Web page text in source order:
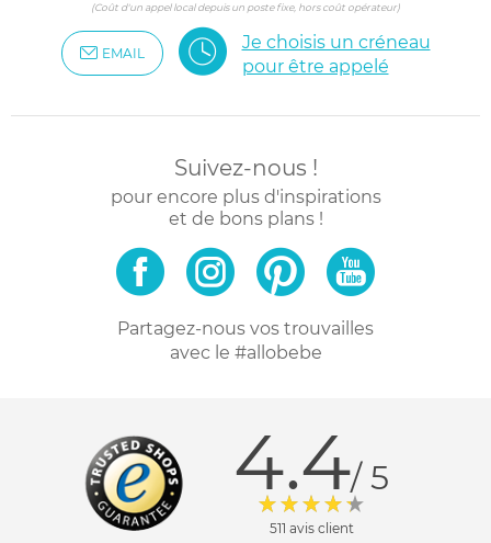
(Coût d'un appel local depuis un poste fixe, hors coût opérateur)
EMAIL
Je choisis un créneau
pour être appelé
Suivez-nous !
pour encore plus d'inspirations
et de bons plans !
Partagez-nous vos trouvailles
avec le #allobebe
4.4/ 5
511 avis client